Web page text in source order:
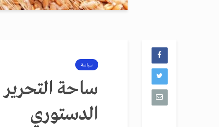
سياسة
ساحة التحرير
الدستوري